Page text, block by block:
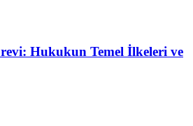
Hukukun Temel İlkeleri ve